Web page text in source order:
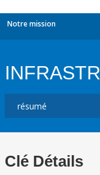
Notre mission
Clé Détails